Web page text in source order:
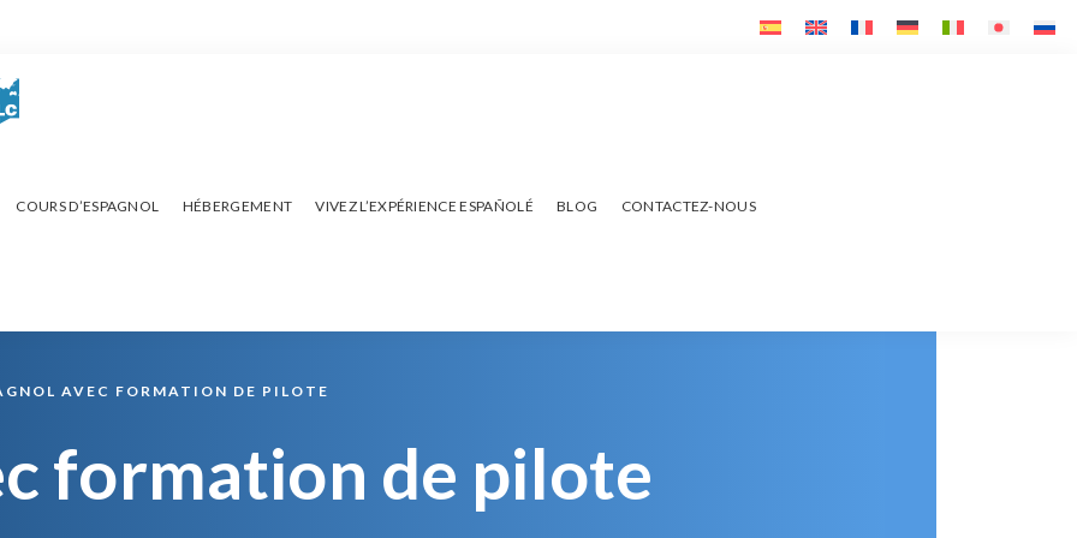
COURS D’ESPAGNOL HÉBERGEMENT VIVEZ L’EXPÉRIENCE ESPAÑOLÉ BLOG CONTACTEZ-NOUS
AVEC FORMATION DE PILOTE
formation de pilote